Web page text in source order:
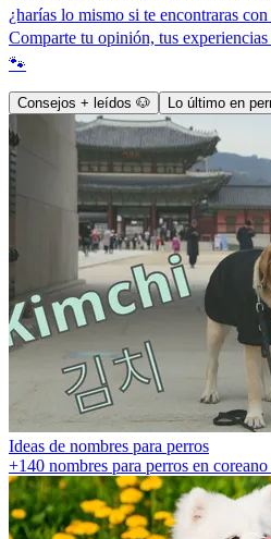
¿harías lo mismo si te encontraras
Comparte tu opinión, tus
🐾
Consejos + leídos 🐶 Lo último en
Ideas de nombres para perros
+140 nombres para perros en